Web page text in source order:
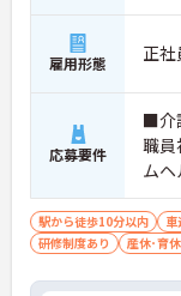
雇用形態 正
応募要件
■介
職員
ム
※無
駅から徒歩10分以内 車
研修制度あり
産休･育